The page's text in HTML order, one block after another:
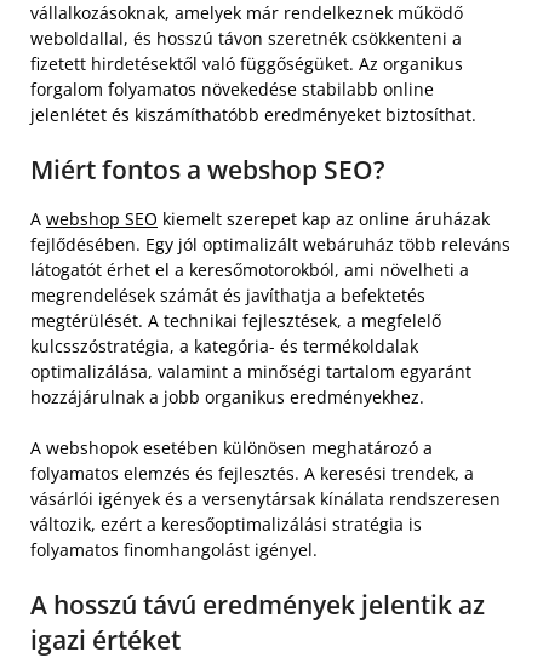
vállalkozásoknak, amelyek már rendelkeznek működő
weboldallal, és hosszú távon szeretnék csökkenteni a
fizetett hirdetésektől való függőségüket. Az organikus
forgalom folyamatos növekedése stabilabb online
jelenlétet és kiszámíthatóbb eredményeket biztosíthat.
Miért fontos a webshop SEO?
A webshop SEO kiemelt szerepet kap az online áruházak
fejlődésében. Egy jól optimalizált webáruház több releváns
látogatót érhet el a keresőmotorokból, ami növelheti a
megrendelések számát és javíthatja a befektetés
megtérülését. A technikai fejlesztések, a megfelelő
kulcsszóstratégia, a kategória- és termékoldalak
optimalizálása, valamint a minőségi tartalom egyaránt
hozzájárulnak a jobb organikus eredményekhez.
A webshopok esetében különösen meghatározó a
folyamatos elemzés és fejlesztés. A keresési trendek, a
vásárlói igények és a versenytársak kínálata rendszeresen
változik, ezért a keresőoptimalizálási stratégia is
folyamatos finomhangolást igényel.
A hosszú távú eredmények jelentik az
igazi értéket